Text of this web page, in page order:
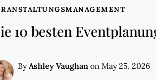
10 besten
ByAshley Vaughanon May 25, 2026